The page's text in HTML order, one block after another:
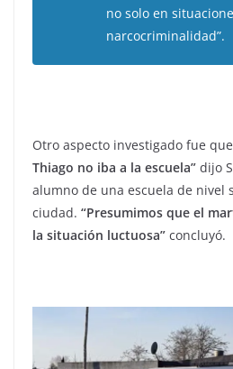
no solo en
narcocriminalidad”.
Otro aspecto investigado fue que
Thiago no iba a la escuela” dijo
alumno de una escuela de nivel
ciudad. “Presumimos que el
la situación luctuosa” concluyó.